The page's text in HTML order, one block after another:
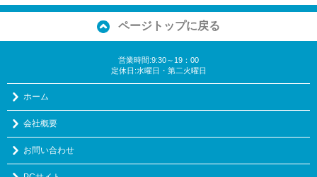
ページトップに戻る
営業時間:9:30～19：00
定休日:水曜日・第二火曜日
ホーム
会社概要
お問い合わせ